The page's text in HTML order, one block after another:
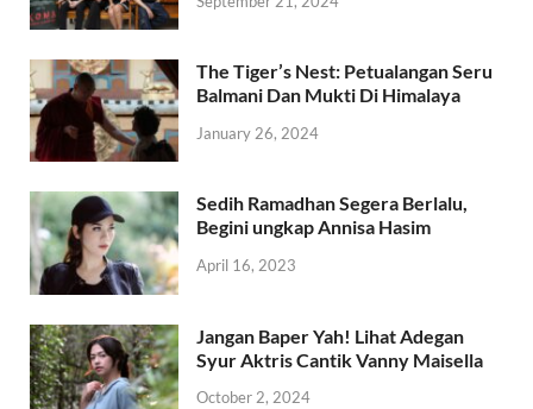
The Tiger’s Nest: Petualangan Seru
Balmani Dan Mukti Di Himalaya
January 26, 2024
Sedih Ramadhan Segera Berlalu,
Begini ungkap Annisa Hasim
April 16, 2023
Jangan Baper Yah! Lihat Adegan
Syur Aktris Cantik Vanny Maisella
October 2, 2024